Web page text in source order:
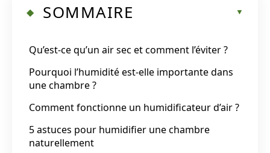
SOMMAIRE
Qu’est-ce qu’un air sec et comment l’éviter ?
Pourquoi l’humidité est-elle importante dans
une chambre ?
Comment fonctionne un humidificateur d’air ?
5 astuces pour humidifier une chambre
naturellement